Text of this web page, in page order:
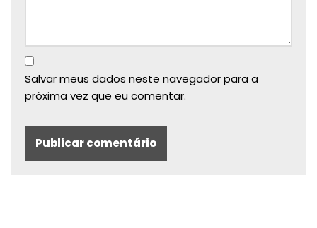
Salvar meus dados neste navegador para a
próxima vez que eu comentar.